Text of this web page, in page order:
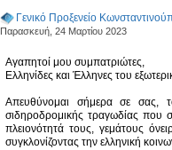
Γενικό Προξενείο
Παρασκευή, 24 Μαρτίου 2023
Αγαπητοί μου συμπατριώτες,
Ελληνίδες και Έλληνες του
Απευθύνομαι σήμερα σε σας,
σιδηροδρομικής τραγωδίας
πλειονότητά τους, γεμάτους
συγκλονίζοντας την ελληνική